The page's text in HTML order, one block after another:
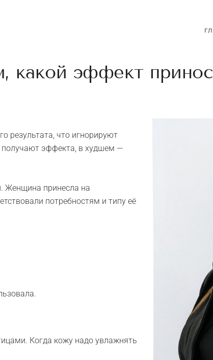
какой эффект
результата, что игнорируют
получают эффекта, в худшем —
Женщина принесла на
потребностям и типу её
Когда кожу надо увлажнять